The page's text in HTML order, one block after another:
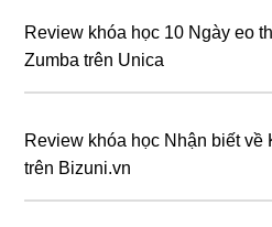
Review khóa học 10 Ngày eo
Zumba trên Unica
Review khóa học Nhận biết về
trên Bizuni.vn